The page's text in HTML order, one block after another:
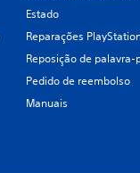
Estado
Reparações
Reposição de palavra-
Pedido de reembolso
Manuais